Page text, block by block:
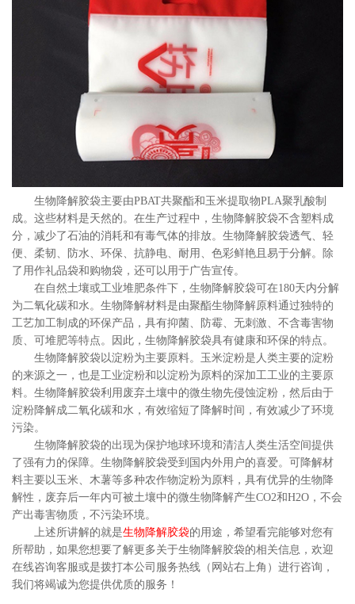
生物降解胶袋主要由PBAT共聚酯和玉米提取物PLA聚乳酸制
成。这些材料是天然的。在生产过程中，生物降解胶袋不含塑料成
分，减少了石油的消耗和有毒气体的排放。生物降解胶袋透气、轻
便、柔韧、防水、环保、抗静电、耐用、色彩鲜艳且易于分解。除
了用作礼品袋和购物袋，还可以用于广告宣传。
在自然土壤或工业堆肥条件下，生物降解胶袋可在180天内分解
为二氧化碳和水。生物降解材料是由聚酯生物降解原料通过独特的
工艺加工制成的环保产品，具有抑菌、防霉、无刺激、不含毒害物
质、可堆肥等特点。因此，生物降解胶袋具有健康和环保的特点。
生物降解胶袋以淀粉为主要原料。玉米淀粉是人类主要的淀粉
的来源之一，也是工业淀粉和以淀粉为原料的深加工工业的主要原
料。生物降解胶袋利用废弃土壤中的微生物先侵蚀淀粉，然后由于
淀粉降解成二氧化碳和水，有效缩短了降解时间，有效减少了环境
污染。
生物降解胶袋的出现为保护地球环境和清洁人类生活空间提供
了强有力的保障。生物降解胶袋受到国内外用户的喜爱。可降解材
料主要以玉米、木薯等多种农作物淀粉为原料，具有优异的生物降
解性，废弃后一年内可被土壤中的微生物降解产生CO2和H2O，不会
产出毒害物质，不污染环境。
上述所讲解的就是生物降解胶袋的用途，希望看完能够对您有
所帮助，如果您想要了解更多关于生物降解胶袋的相关信息，欢迎
在线咨询客服或是拨打本公司服务热线（网站右上角）进行咨询，
我们将竭诚为您提供优质的服务！